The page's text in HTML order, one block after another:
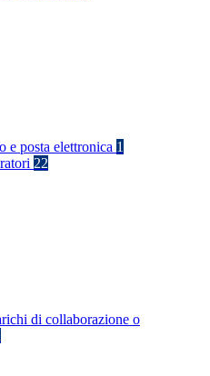
e posta elettronica 1
22
di collaborazione o